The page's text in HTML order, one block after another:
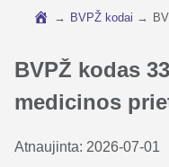
→ BVPŽ kodai →
BVPŽ kodas
medicinos
Atnaujinta: 2026-07-01